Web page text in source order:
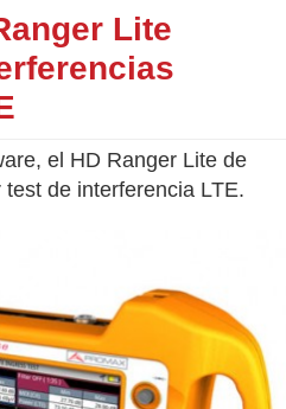
Lite
el HD Ranger Lite de
de interferencia LTE.